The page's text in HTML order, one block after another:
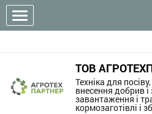
ТОВ
Техніка для
внесення добрив і
завантаження і
кормозаготівлі і